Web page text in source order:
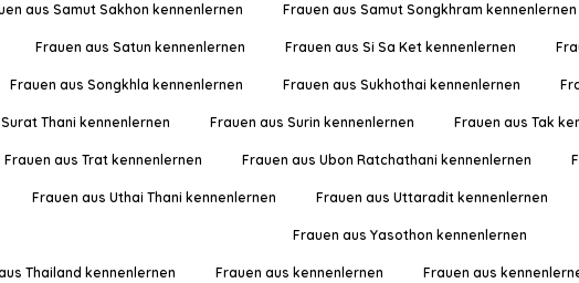
aus Samut Sakhon kennenlernen Frauen aus Samut Songkhram kennenlernen
Frauen aus Satun kennenlernen Frauen aus Si Sa Ket kennenlernen
Frauen aus Songkhla kennenlernen Frauen aus Sukhothai kennenlernen
Thani kennenlernen Frauen aus Surin kennenlernen Frauen aus Tak
Frauen aus Trat kennenlernen Frauen aus Ubon Ratchathani kennenlernen
Frauen aus Uthai Thani kennenlernen Frauen aus Uttaradit kennenlernen
Frauen aus Yasothon kennenlernen
Thailand kennenlernen Frauen aus kennenlernen Frauen aus